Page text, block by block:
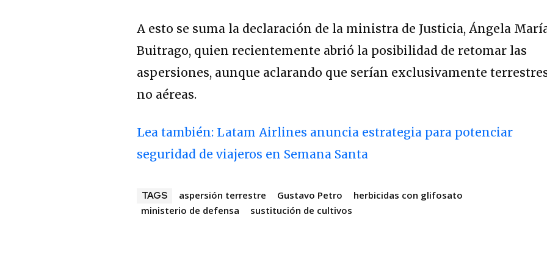
A esto se suma la declaración de la ministra de Justicia, Ángela
Buitrago, quien recientemente abrió la posibilidad de retomar las
aspersiones, aunque aclarando que serían exclusivamente
no aéreas.
Lea también: Latam Airlines anuncia estrategia para potenciar
seguridad de viajeros en Semana Santa
TAGS aspersión terrestre Gustavo Petro
herbicidas con glifosato
ministerio de defensa
sustitución de cultivos